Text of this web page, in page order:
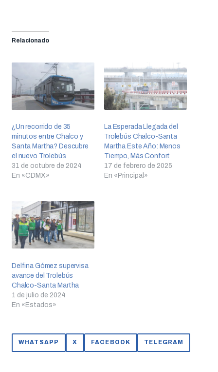
Relacionado
¿Un recorrido de 35
minutos entre Chalco y
Santa Martha? Descubre
el nuevo Trolebús
31 de octubre de 2024
En «CDMX»
La Esperada Llegada del
Trolebús Chalco-Santa
Martha Este Año: Menos
Tiempo, Más Confort
17 de febrero de 2025
En «Principal»
Delfina Gómez supervisa
avance del Trolebús
Chalco-Santa Martha
1 de julio de 2024
En «Estados»
WHATSAPP X FACEBOOK TELEGRAM